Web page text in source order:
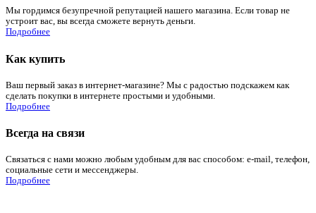
Мы гордимся безупречной репутацией нашего магазина. Если товар не
устроит вас, вы всегда сможете вернуть деньги.
Подробнее
Как купить
Ваш первый заказ в интернет-магазине? Мы с радостью подскажем как
сделать покупки в интернете простыми и удобными.
Подробнее
Всегда на связи
Связаться с нами можно любым удобным для вас способом: e-mail, телефон,
социальные сети и мессенджеры.
Подробнее